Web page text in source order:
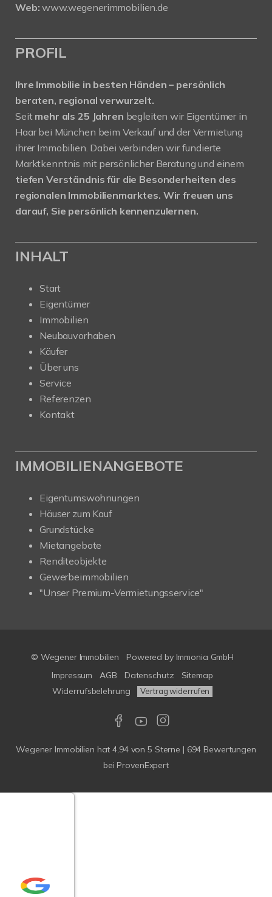
Web: www.wegenerimmobilien.de
PROFIL
Ihre Immobilie in besten Händen – persönlich
beraten, regional verwurzelt.
Seit mehr als 25 Jahren begleiten wir Eigentümer in
Haar bei München beim Verkauf und der Vermietung
ihrer Immobilien. Dabei verbinden wir fundierte
Marktkenntnis mit persönlicher Beratung und einem
tiefen Verständnis für die Besonderheiten des
regionalen Immobilienmarktes. Wir freuen uns
darauf, Sie persönlich kennenzulernen.
INHALT
Start
Eigentümer
Immobilien
Neubauvorhaben
Käufer
Über uns
Service
Referenzen
Kontakt
IMMOBILIENANGEBOTE
Eigentumswohnungen
Häuser zum Kauf
Grundstücke
Mietangebote
Renditeobjekte
Gewerbeimmobilien
"Unser Premium-Vermietungsservice"
© Wegener Immobilien Powered by Immonia GmbH
Impressum
AGB Datenschutz
Sitemap
Widerrufsbelehrung
Vertrag widerrufen
Wegener Immobilien hat4,94von5 Sterne | 694 Bewertungen
bei ProvenExpert